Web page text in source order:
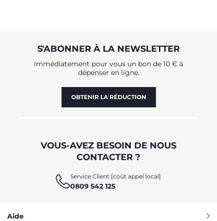
S'ABONNER À LA NEWSLETTER
Immédiatement pour vous un bon de 10 € à
dépenser en ligne.
OBTENIR LA RÉDUCTION
VOUS-AVEZ BESOIN DE NOUS
CONTACTER ?
Service Client [coût appel local]
0809 542 125
Aide